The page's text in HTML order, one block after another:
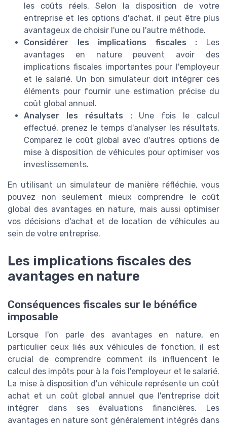
les coûts réels. Selon la disposition de votre
entreprise et les options d'achat, il peut être plus
avantageux de choisir l'une ou l'autre méthode.
Considérer les implications fiscales : Les
avantages en nature peuvent avoir des
implications fiscales importantes pour l'employeur
et le salarié. Un bon simulateur doit intégrer ces
éléments pour fournir une estimation précise du
coût global annuel.
Analyser les résultats :Une fois le calcul
effectué, prenez le temps d'analyser les résultats.
Comparez le coût global avec d'autres options de
mise à disposition de véhicules pour optimiser vos
investissements.
En utilisant un simulateur de manière réfléchie, vous
pouvez non seulement mieux comprendre le coût
global des avantages en nature, mais aussi optimiser
vos décisions d'achat et de location de véhicules au
sein de votre entreprise.
Les implications fiscales des
avantages en nature
Conséquences fiscales sur le bénéfice
imposable
Lorsque l'on parle des avantages en nature, en
particulier ceux liés aux véhicules de fonction, il est
crucial de comprendre comment ils influencent le
calcul des impôts pour à la fois l'employeur et le salarié.
La mise à disposition d'un véhicule représente un coût
achat et un coût global annuel que l'entreprise doit
intégrer dans ses évaluations financières. Les
avantages en nature sont généralement intégrés dans